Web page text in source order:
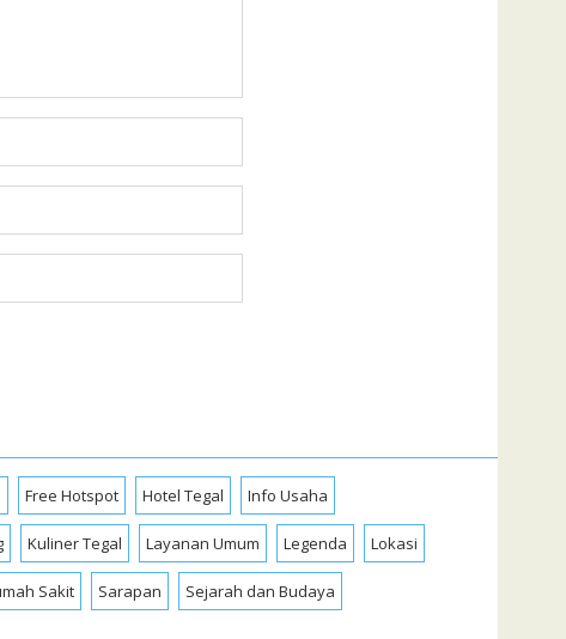
Free Hotspot Hotel Tegal Info Usaha
Kuliner Tegal Layanan Umum Legenda Lokasi
Sakit Sarapan Sejarah dan Budaya